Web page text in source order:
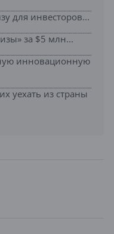
для инвесторов...
за $5 млн...
инновационную
уехать из страны